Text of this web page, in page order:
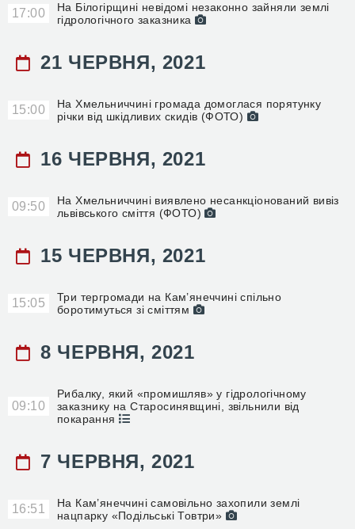
17:00
На Білогірщині невідомі незаконно зайняли землі
гідрологічного заказника
21 ЧЕРВНЯ, 2021
15:00
На Хмельниччині громада домоглася порятунку
річки від шкідливих скидів (ФОТО)
16 ЧЕРВНЯ, 2021
09:50
На Хмельниччині виявлено несанкціонований вивіз
львівського сміття (ФОТО)
15 ЧЕРВНЯ, 2021
15:05
Три тергромади на Кам’янеччині спільно
боротимуться зі сміттям
8 ЧЕРВНЯ, 2021
09:10
Рибалку, який «промишляв» у гідрологічному
заказнику на Старосинявщині, звільнили від
покарання
7 ЧЕРВНЯ, 2021
16:51
На Кам’янеччині самовільно захопили землі
нацпарку «Подільські Товтри»